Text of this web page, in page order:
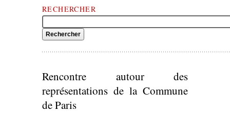
RECHERCHER
Rencontre autour des
représentations de la Commune
de Paris